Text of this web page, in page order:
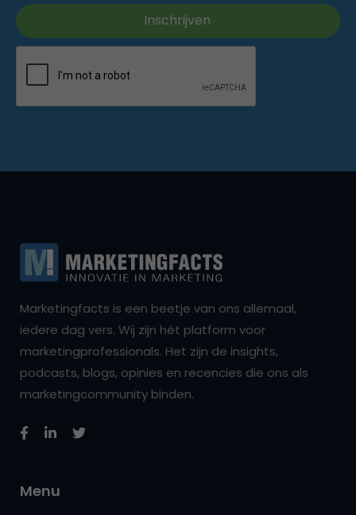
Marketingfacts is een beetje van ons allemaal,
iedere dag vers. Wij zijn hét platform voor
marketingprofessionals. Het zijn de insights,
podcasts, blogs, opinies en recencies die ons als
marketingcommunity binden.
Menu